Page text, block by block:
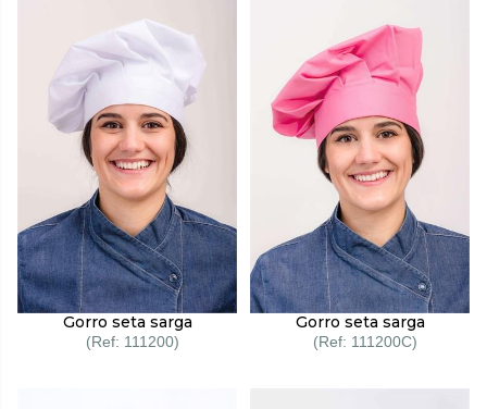
Gorro seta sarga
111200
Gorro seta sarga
111200C